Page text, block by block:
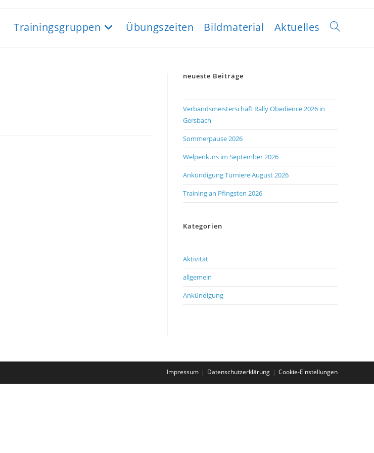
Trainingsgruppen Übungszeiten Bildmaterial Aktuelles
neueste Beiträge
Verbandsmeisterschaft Rally Obedience 2026 in
Gersbach
Sommerpause 2026
Welpenkurs im September 2026
Ankündigung Turniere August 2026
Training an Pfingsten 2026
Kategorien
Aktivität
allgemein
Ankündigung
Impressum Datenschutzerklärung Cookie-Einstellungen